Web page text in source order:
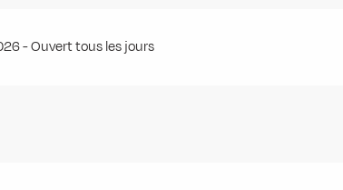
- Ouvert tous les jours